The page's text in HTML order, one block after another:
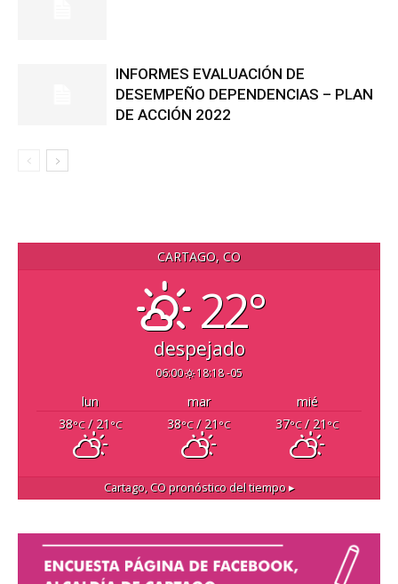
INFORMES EVALUACIÓN DE
DESEMPEÑO DEPENDENCIAS – PLAN
DE ACCIÓN 2022
CARTAGO, CO
22°
despejado
06:00 18:18 -05
lun mar
mié
38°C/ 21 °C 38°C/ 21 °C 37°C/ 21 °C
Cartago, COpronóstico del tiempo ▸